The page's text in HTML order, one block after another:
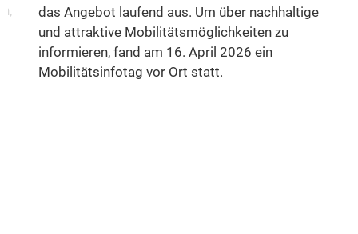
das Angebot laufend aus. Um über nachhaltige
und attraktive Mobilitätsmöglichkeiten zu
informieren, fand am 16. April 2026 ein
Mobilitätsinfotag vor Ort statt.